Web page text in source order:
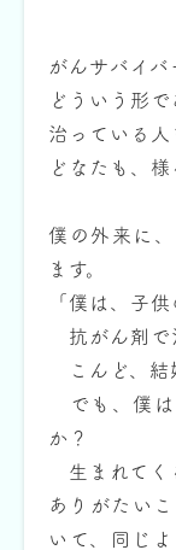
がんサバイバ
どういう形
治っている人
どなたも、
僕の外来に
ます。
「僕は、子
抗がん剤で
こんど、結
でも、僕は
か？
生まれてく
ありがたい
いて、同じ